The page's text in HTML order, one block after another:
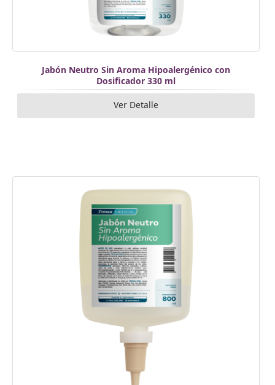
Jabón Neutro Sin Aroma Hipoalergénico con
Dosificador 330 ml
Ver Detalle